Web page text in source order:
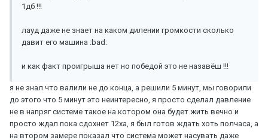
1дб !!!
лауд даже не знает на каком дилении громкости сколько
давит его машина :bad:
и как факт проигрыша нет но победой это не назавёш !!!
я не знал что валили не до конца, а решили 5 минут, мы говорили
до этого что 5 минут это неинтересно, я просто сделал давление
не в напряг системе такое на котором она будет жить вечно и
просто ждал пока сдохнет 12ха, я был готов ждать хоть полчаса, а
на втором замере показал что система может насувать даже